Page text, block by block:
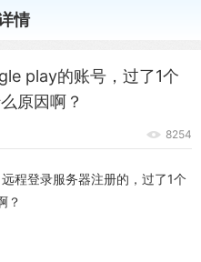
情
play的账号，过了1个
原因啊？
8254
程登录服务器注册的，过了1个
？